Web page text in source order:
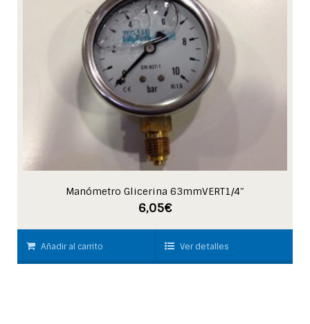
Manómetro Glicerina 63mmVERT1/4″
6,05€
Añadir al carrito Ver detalles